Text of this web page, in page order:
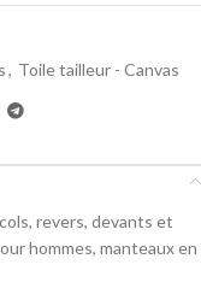
, Toile tailleur - Canvas
revers, devants et
hommes, manteaux en